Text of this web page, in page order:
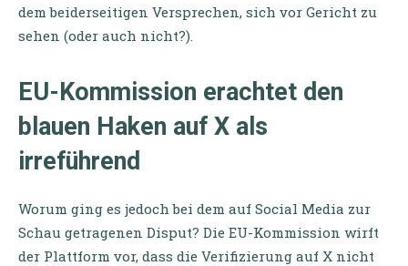
dem beiderseitigen Versprechen, sich vor Gericht zu
sehen (oder auch nicht?).
EU-Kommission erachtet den
blauen Haken auf X als
irreführend
Worum ging es jedoch bei dem auf Social Media zur
Schau getragenen Disput? Die EU-Kommission wirft
der Plattform vor, dass die Verifizierung auf X nicht